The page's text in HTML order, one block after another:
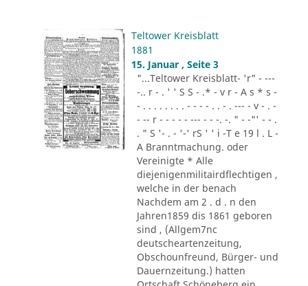
Teltower Kreisblatt
1881
15. Januar , Seite 3
"...Teltower Kreisblatt- 'r" - ---
-.. r - . ' ' S S - .* - v r - A s * s -
- . . . . . . . . - - - - . . - . --- - v - . -
- -- r - - - - - --- - - -. -. " - -"' - - .
. " S '- . - '-' rS ' ' i -T e 19 l . L -
A Branntmachung. oder
Vereinigte * Alle
diejenigenmilitairdflechtigen ,
welche in der benach
Nachdem am 2 . d . n den
Jahren1859 dis 1861 geboren
sind , (Allgem7nc
deutscheartenzeitung,
Obschounfreund, Bürger- und
Dauernzeitung.) hatten